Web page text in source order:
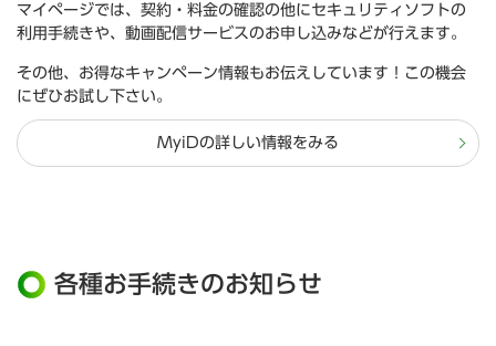
マイページでは、契約・料金の確認の他にセキュリティソフトの
利用手続きや、動画配信サービスのお申し込みなどが行えます。
その他、お得なキャンペーン情報もお伝えしています！この機会
にぜひお試し下さい。
MyiDの詳しい情報をみる
各種お手続きのお知らせ